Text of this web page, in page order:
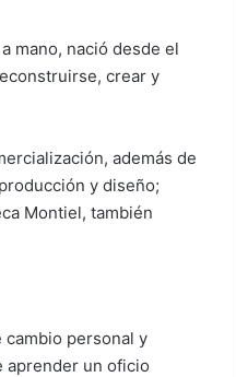
mano, nació desde el
crear y
además de
y diseño;
Montiel, también
personal y
aprender un oficio